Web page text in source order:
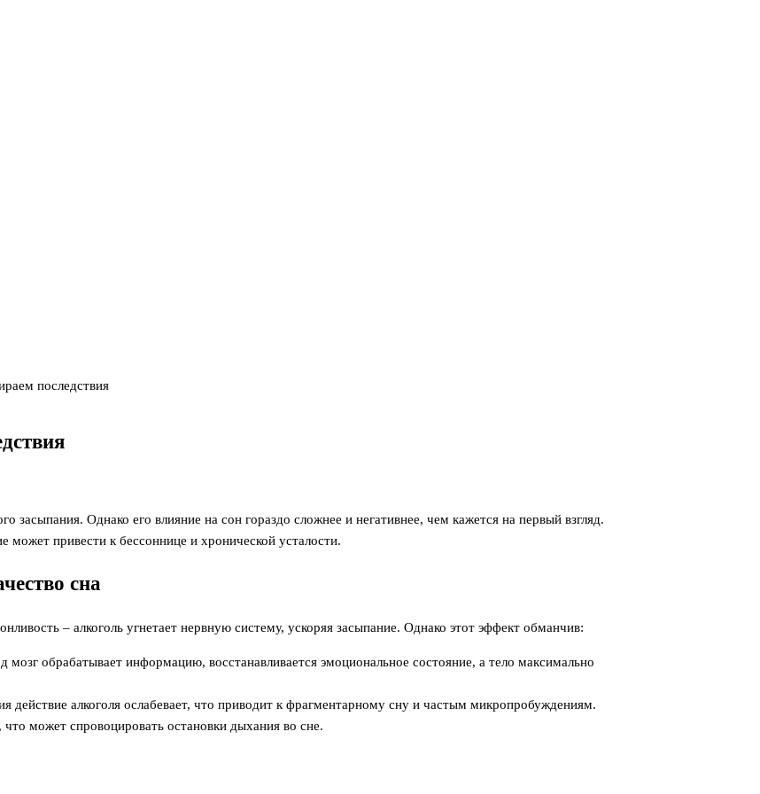
последствия
засыпания. Однако его влияние на сон гораздо сложнее и негативнее, чем кажется на первый взгляд.
может привести к бессоннице и хронической усталости.
сна
– алкоголь угнетает нервную систему, ускоряя засыпание. Однако этот эффект обманчив:
мозг обрабатывает информацию, восстанавливается эмоциональное состояние, а тело максимально
действие алкоголя ослабевает, что приводит к фрагментарному сну и частым микропробуждениям.
может спровоцировать остановки дыхания во сне.